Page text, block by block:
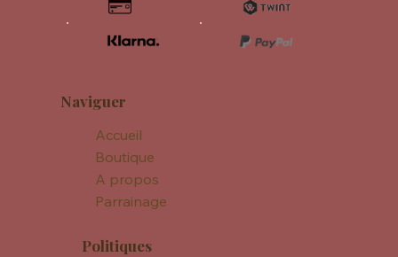
Naviguer
Accueil
Boutique
A propos
Parrainage
Politiques